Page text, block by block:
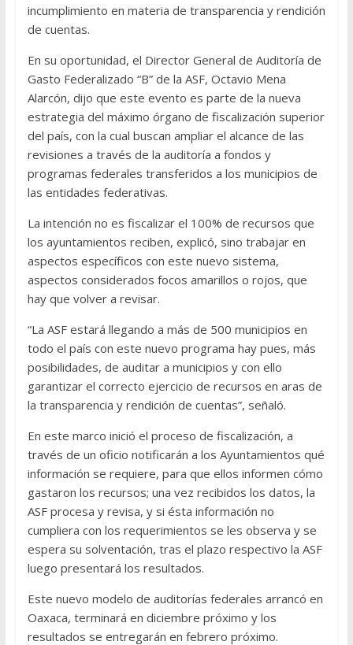
incumplimiento en materia de transparencia y rendición
de cuentas.
En su oportunidad, el Director General de Auditoría de
Gasto Federalizado “B” de la ASF, Octavio Mena
Alarcón, dijo que este evento es parte de la nueva
estrategia del máximo órgano de fiscalización superior
del país, con la cual buscan ampliar el alcance de las
revisiones a través de la auditoría a fondos y
programas federales transferidos a los municipios de
las entidades federativas.
La intención no es fiscalizar el 100% de recursos que
los ayuntamientos reciben, explicó, sino trabajar en
aspectos específicos con este nuevo sistema,
aspectos considerados focos amarillos o rojos, que
hay que volver a revisar.
“La ASF estará llegando a más de 500 municipios en
todo el país con este nuevo programa hay pues, más
posibilidades, de auditar a municipios y con ello
garantizar el correcto ejercicio de recursos en aras de
la transparencia y rendición de cuentas”, señaló.
En este marco inició el proceso de fiscalización, a
través de un oficio notificarán a los Ayuntamientos qué
información se requiere, para que ellos informen cómo
gastaron los recursos; una vez recibidos los datos, la
ASF procesa y revisa, y si ésta información no
cumpliera con los requerimientos se les observa y se
espera su solventación, tras el plazo respectivo la ASF
luego presentará los resultados.
Este nuevo modelo de auditorías federales arrancó en
Oaxaca, terminará en diciembre próximo y los
resultados se entregarán en febrero próximo.